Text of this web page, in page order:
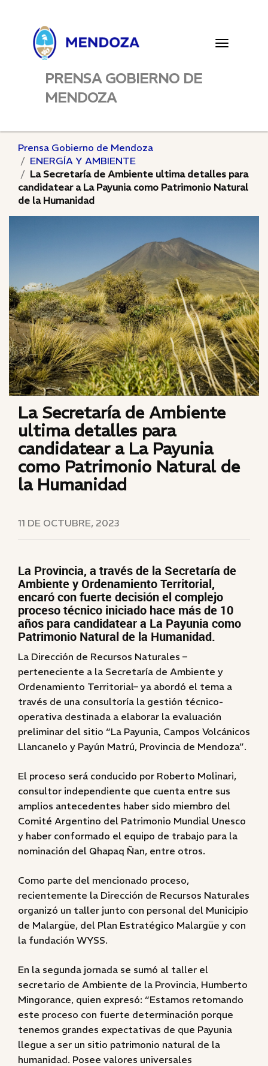
Toggle
PRENSA GOBIERNO DE
MENDOZA
Prensa Gobierno de Mendoza
ENERGÍA Y AMBIENTE
La Secretaría de Ambiente ultima detalles para
candidatear a La Payunia como Patrimonio Natural
de la Humanidad
La Secretaría de Ambiente
ultima detalles para
candidatear a La Payunia
como Patrimonio Natural de
la Humanidad
11 DE OCTUBRE, 2023
La Provincia, a través de la Secretaría de
Ambiente y Ordenamiento Territorial,
encaró con fuerte decisión el complejo
proceso técnico iniciado hace más de 10
años para candidatear a La Payunia como
Patrimonio Natural de la Humanidad.
La Dirección de Recursos Naturales –
perteneciente a la Secretaría de Ambiente y
Ordenamiento Territorial– ya abordó el tema a
través de una consultoría la gestión técnico-
operativa destinada a elaborar la evaluación
preliminar del sitio “La Payunia, Campos Volcánicos
Llancanelo y Payún Matrú, Provincia de Mendoza”.
El proceso será conducido por Roberto Molinari,
consultor independiente que cuenta entre sus
amplios antecedentes haber sido miembro del
Comité Argentino del Patrimonio Mundial Unesco
y haber conformado el equipo de trabajo para la
nominación del Qhapaq Ñan, entre otros.
Como parte del mencionado proceso,
recientemente la Dirección de Recursos Naturales
organizó un taller junto con personal del Municipio
de Malargüe, del Plan Estratégico Malargüe y con
la fundación WYSS.
En la segunda jornada se sumó al taller el
secretario de Ambiente de la Provincia, Humberto
Mingorance, quien expresó: “Estamos retomando
este proceso con fuerte determinación porque
tenemos grandes expectativas de que Payunia
llegue a ser un sitio patrimonio natural de la
humanidad. Posee valores universales